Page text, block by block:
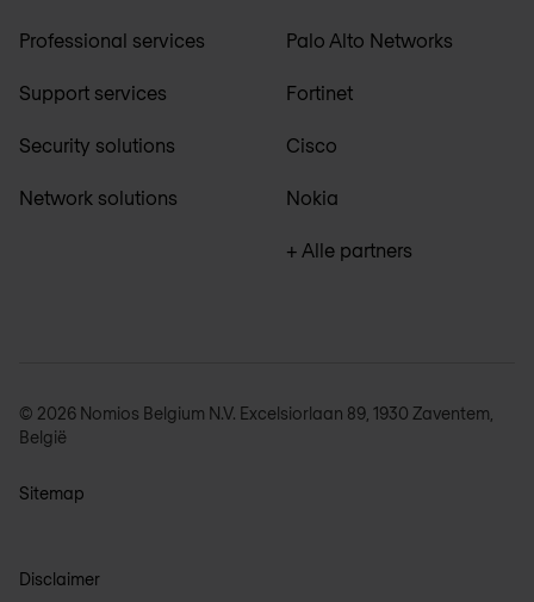
Professional services
Support services
Security solutions
Network solutions
Palo Alto Networks
Fortinet
Cisco
Nokia
+ Alle partners
© 2026 Nomios Belgium N.V. Excelsiorlaan 89, 1930 Zaventem,
België
Sitemap
Disclaimer